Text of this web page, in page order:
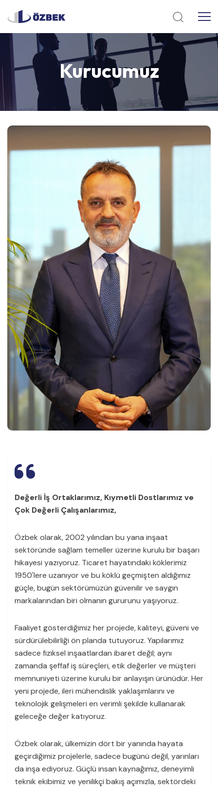
Kurucumuz
Değerli İş Ortaklarımız, Kıymetli Dostlarımız ve
Çok Değerli Çalışanlarımız,
Özbek olarak, 2002 yılından bu yana inşaat
sektöründe sağlam temeller üzerine kurulu bir başarı
hikayesi yazıyoruz. Ticaret hayatındaki köklerimiz
1950'lere uzanıyor ve bu köklü geçmişten aldığımız
güçle, bugün sektörümüzün güvenilir ve saygın
markalarından biri olmanın gururunu yaşıyoruz.
Faaliyet gösterdiğimiz her projede, kaliteyi, güveni ve
sürdürülebilirliği ön planda tutuyoruz. Yapılarımız
sadece fiziksel inşaatlardan ibaret değil; aynı
zamanda şeffaf iş süreçleri, etik değerler ve müşteri
memnuniyeti üzerine kurulu bir anlayışın ürünüdür. Her
yeni projede, ileri mühendislik yaklaşımlarını ve
teknolojik gelişmeleri en verimli şekilde kullanarak
geleceğe değer katıyoruz.
Özbek olarak, ülkemizin dört bir yanında hayata
geçirdiğimiz projelerle, sadece bugünü değil, yarınları
da inşa ediyoruz. Güçlü insan kaynağımız, deneyimli
teknik ekibimiz ve yenilikçi bakış açımızla, sektördeki